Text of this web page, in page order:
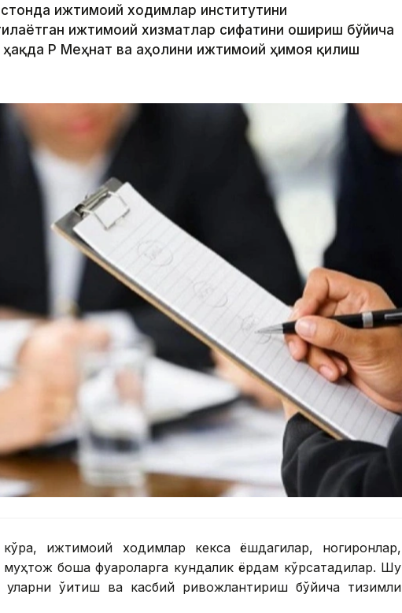
ижтимоий ходимлар институтини
ижтимоий хизматлар сифатини ошириш бўйича
ҚР Меҳнат ва аҳолини ижтимоий ҳимоя қилиш
кўра, ижтимоий ходимлар кекса ёшдагилар, ногиронлар,
бошқа фуқароларга кундалик ёрдам кўрсатадилар. Шу
уларни ўқитиш ва касбий ривожлантириш бўйича тизимли